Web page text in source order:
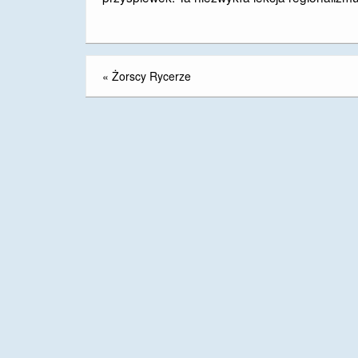
« Żorscy Rycerze